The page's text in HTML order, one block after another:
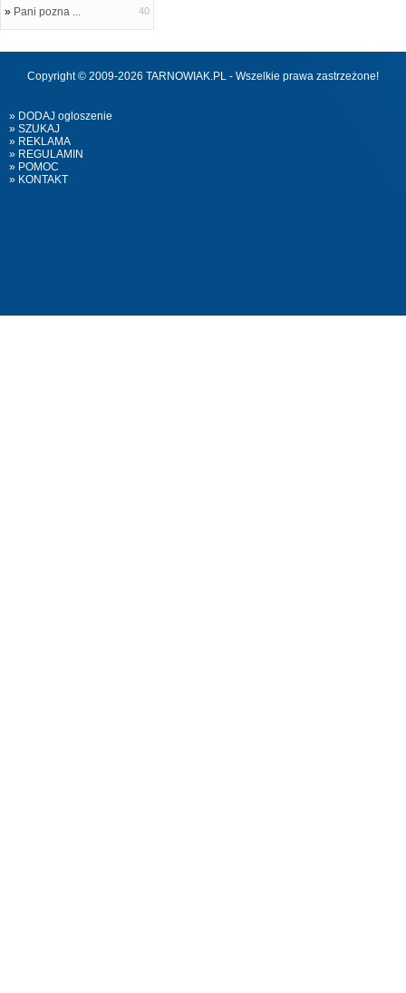
» Pani pozna ... 40
Copyright © 2009-2026 TARNOWIAK.PL - Wszelkie prawa zastrzeżone!
» DODAJ ogloszenie
» SZUKAJ
» REKLAMA
» REGULAMIN
» POMOC
» KONTAKT